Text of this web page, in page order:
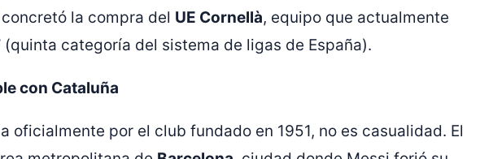
concretó la compra del UE Cornellà, equipo que actualmente
(quinta categoría del sistema de ligas de España).
con Cataluña
oficialmente por el club fundado en 1951, no es casualidad. El